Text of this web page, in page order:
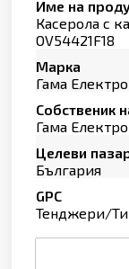
Име на
Касерола с
OV54421F18
Марка
Гама
Собственик
Гама
Целеви
България
GPC
Тенджери/